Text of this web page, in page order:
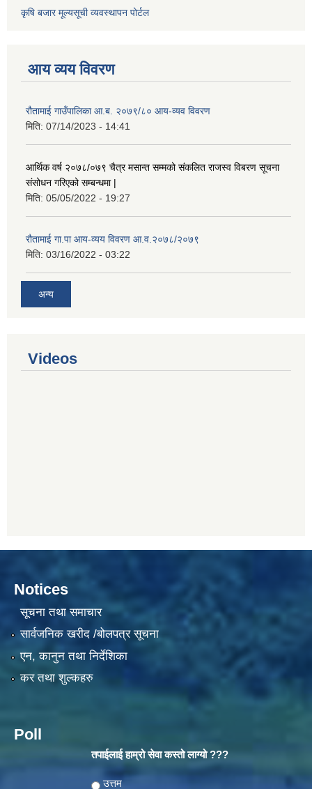
कृषि बजार मूल्यसूची व्यवस्थापन पोर्टल
आय व्यय विवरण
रौतामाई गाउँपालिका आ.ब. २०७९/८० आय-व्यव विवरण
मिति: 07/14/2023 - 14:41
आर्थिक वर्ष २०७८/०७९ चैत्र मसान्त सम्मको संकलित राजस्व विबरण सूचना
संसोधन गरिएको सम्बन्धमा |
मिति: 05/05/2022 - 19:27
रौतामाई गा.पा आय-व्यय विवरण आ.व.२०७८/२०७९
मिति: 03/16/2022 - 03:22
अन्य
Videos
Notices
सूचना तथा समाचार
सार्वजनिक खरीद /बोलपत्र सूचना
एन, कानुन तथा निर्देशिका
कर तथा शुल्कहरु
Poll
तपाईलाई हाम्रो सेवा कस्तो लाग्यो ???
Choices
उत्तम